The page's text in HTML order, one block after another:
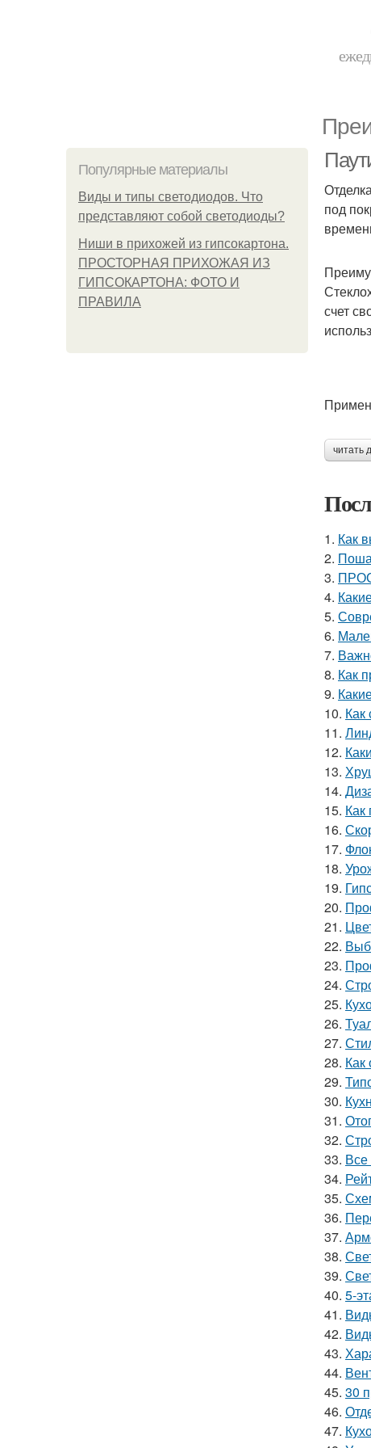
Популярные материалы
Виды и типы светодиодов. Что
представляют собой светодиоды?
Ниши в прихожей из гипсокартона.
ПРОСТОРНАЯ ПРИХОЖАЯ ИЗ
ГИПСОКАРТОНА: ФОТО И
ПРАВИЛА
под
счет
читать
1. Как
2.
3.
4.
5.
6.
7.
8. Как
9.
10. Как
11.
12.
13.
14.
15. Как
16.
17.
18.
19.
20.
21.
22.
23.
24.
25.
26.
27.
28. Как
29.
30.
31.
32.
33. Все
34.
35.
36.
37.
38.
39.
40. 5-
41.
42.
43.
44.
45. 30
46.
47.